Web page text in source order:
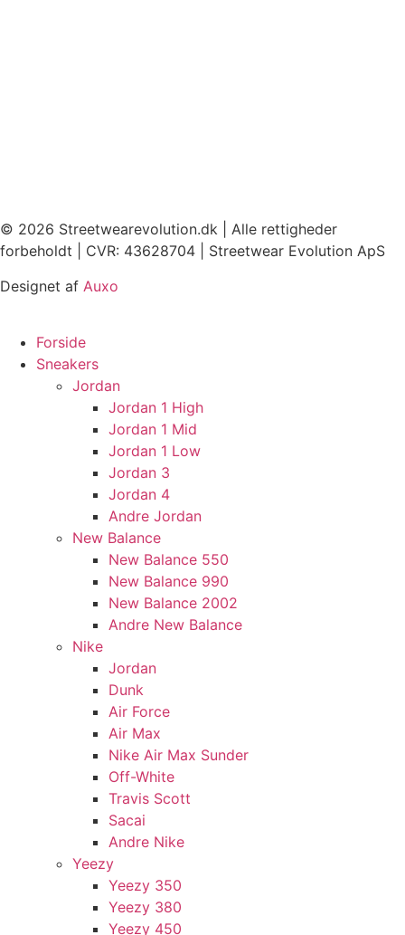
© 2026 Streetwearevolution.dk | Alle rettigheder
forbeholdt | CVR: 43628704 | Streetwear Evolution ApS
Designet af Auxo
Forside
Sneakers
Jordan
Jordan 1 High
Jordan 1 Mid
Jordan 1 Low
Jordan 3
Jordan 4
Andre Jordan
New Balance
New Balance 550
New Balance 990
New Balance 2002
Andre New Balance
Nike
Jordan
Dunk
Air Force
Air Max
Nike Air Max Sunder
Off-White
Travis Scott
Sacai
Andre Nike
Yeezy
Yeezy 350
Yeezy 380
Yeezy 450